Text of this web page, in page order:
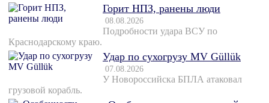
Горит НПЗ, ранены люди
08.08.2026
Подробности удара ВСУ по
Краснодарскому краю.
Удар по сухогрузу MV Güllük
07.08.2026
У Новороссийска БПЛА атаковал
грузовой корабль.